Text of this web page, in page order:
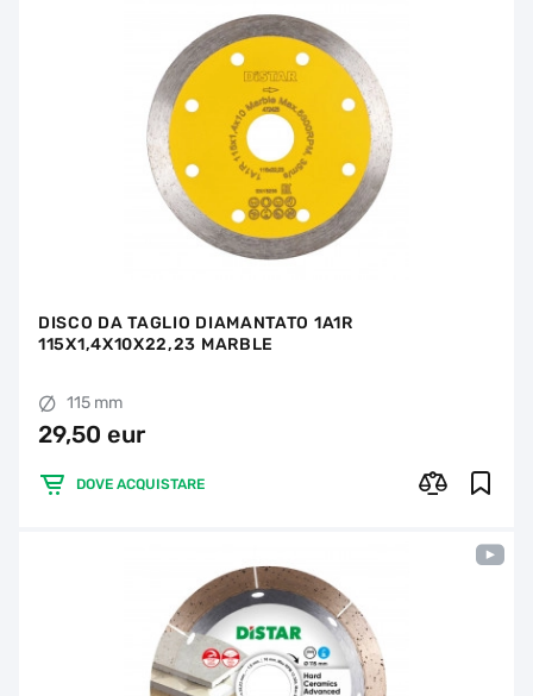
DISCO DA TAGLIO DIAMANTATO 1A1R
115X1,4X10X22,23 MARBLE
115 mm
29,50 eur
DOVE ACQUISTARE